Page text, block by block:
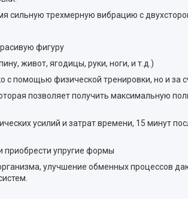
сильную трехмерную вибрацию с
фигуру
живот, ягодицы, руки, ноги, и т.д.)
помощью физической тренировки, но и за
позволяет получить максимальную
усилий и затрат времени, 15 минут
приобрести упругие формы
улучшение обменных процессов